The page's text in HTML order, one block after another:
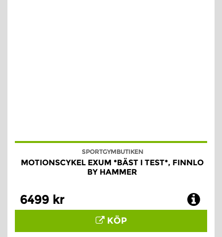
SPORTGYMBUTIKEN
MOTIONSCYKEL EXUM *BÄST I TEST*, FINNLO
BY HAMMER
6499 kr
KÖP